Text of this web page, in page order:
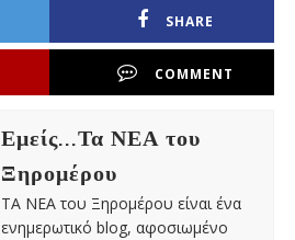
SHARE
COMMENT
Εμείς...Τα ΝΕΑ του
Ξηρομέρου
ΤΑ ΝΕΑ του Ξηρομέρου είναι ένα
ενημερωτικό blog, αφοσιωμένο